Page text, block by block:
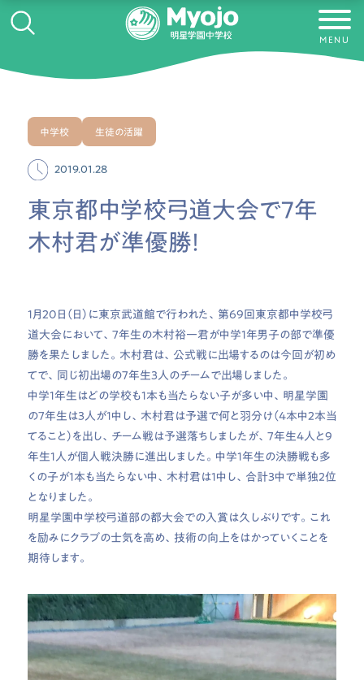
MENU
中学校 生徒の活躍
2019.01.28
東京都中学校弓道大会で7年
木村君が準優勝！
1月20日（日）に東京武道館で行われた、第69回東京都中学校弓
道大会において、7年生の木村裕一君が中学1年男子の部で準優
勝を果たしました。木村君は、公式戦に出場するのは今回が初め
てで、同じ初出場の7年生3人のチームで出場しました。
中学1年生はどの学校も1本も当たらない子が多い中、明星学園
の7年生は3人が1中し、木村君は予選で何と羽分け（4本中2本当
てること）を出し、チーム戦は予選落ちしましたが、7年生4人と9
年生1人が個人戦決勝に進出しました。中学1年生の決勝戦も多
くの子が1本も当たらない中、木村君は1中し、合計3中で単独2位
となりました。
明星学園中学校弓道部の都大会での入賞は久しぶりです。これ
を励みにクラブの士気を高め、技術の向上をはかっていくことを
期待します。